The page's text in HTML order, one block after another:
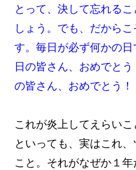
とって、決して忘れる
しょう。でも、だから
す。毎日が必ず何かの
日の皆さん、おめでと
の皆さん、おめでとう！
これが炎上してえらいこ
といっても、実はこれ
こと。それがなぜか１